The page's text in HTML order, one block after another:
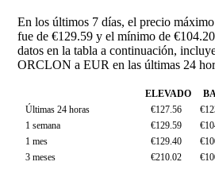
En los últimos 7 días, el precio
fue de €129.59 y el mínimo de
datos en la tabla a continuación,
ORCLON a EUR en las últimas 24
ELEVADO
Últimas 24 horas
€127.56
1 semana
€129.59
1 mes
€129.40
3 meses
€210.02